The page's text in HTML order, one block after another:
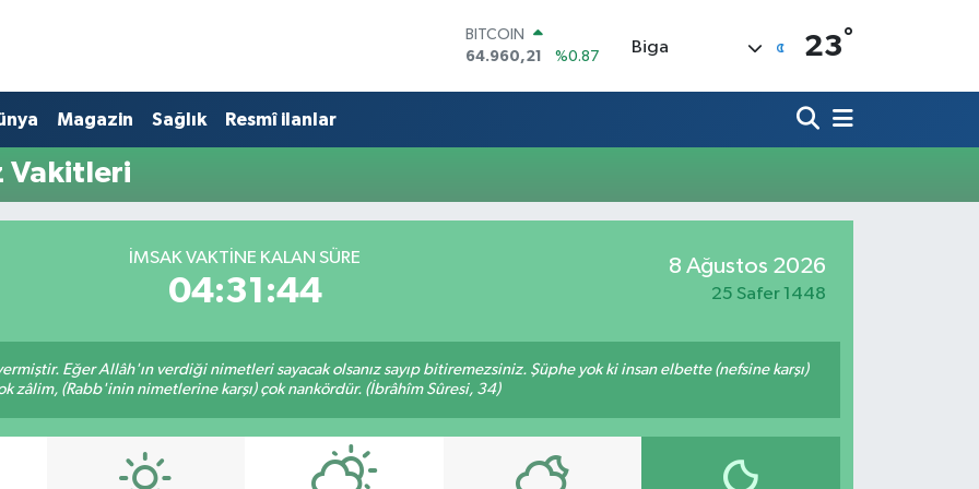
BITCOIN
64.960,21
%0.87
55,2510
%0.32
Biga 23°
Magazin Sağlık Resmî ilanlar
Vakitleri
İMSAK VAKTINE KALAN SÜRE
04:31:44
8 Ağustos 2026
25 Safer 1448
Eğer Allâh'ın verdiği nimetleri sayacak olsanız sayıp bitiremezsiniz. Şüphe yok ki insan elbette (nefsine karşı)
zâlim, (Rabb'inin nimetlerine karşı) çok nankördür. (İbrâhîm Sûresi, 34)